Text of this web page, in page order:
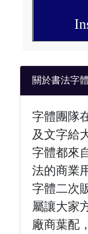
關於書法字
字體團隊
及文字給
字體都來
法的商業
字體二次
屬讓大家
廠商葉配